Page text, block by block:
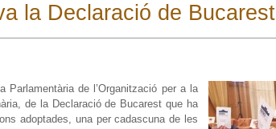
la Declaració de Bucarest
de l’Organització per a la
de la Declaració de Bucarestque ha
adoptades, una per cadascuna de les